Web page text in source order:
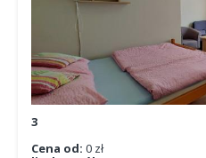
3
Cena od: 0 zł